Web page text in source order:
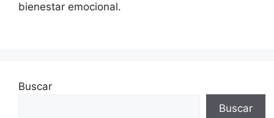
bienestar emocional.
Buscar
Buscar